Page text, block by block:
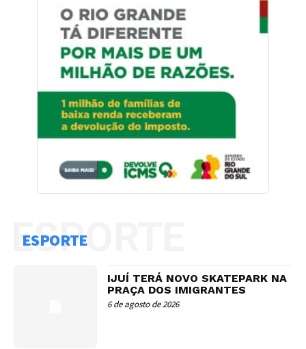
ESPORTE
ESPORTE
IJUÍ TERÁ NOVO SKATEPARK NA
PRAÇA DOS IMIGRANTES
6 de agosto de 2026